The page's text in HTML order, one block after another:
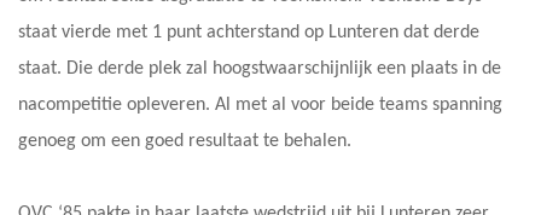
staat vierde met 1 punt achterstand op Lunteren dat derde
staat. Die derde plek zal hoogstwaarschijnlijk een plaats in de
nacompetitie opleveren. Al met al voor beide teams spanning
genoeg om een goed resultaat te behalen.